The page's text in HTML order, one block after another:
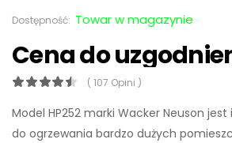
Dostępność: Towar w magazynie
Cena do
( 107 Opini )
Model HP252 marki Wacker Neuson
do ogrzewania bardzo dużych